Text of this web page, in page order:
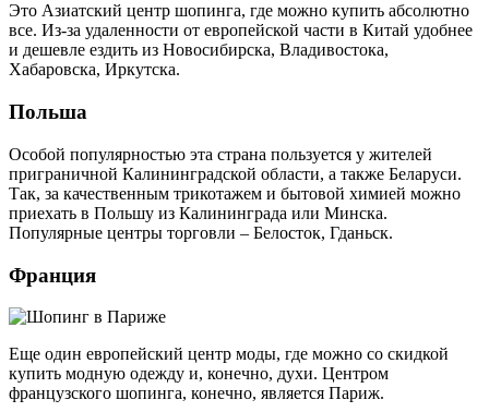
Это Азиатский центр шопинга, где можно купить абсолютно
все. Из-за удаленности от европейской части в Китай удобнее
и дешевле ездить из Новосибирска, Владивостока,
Хабаровска, Иркутска.
Польша
Особой популярностью эта страна пользуется у жителей
приграничной Калининградской области, а также Беларуси.
Так, за качественным трикотажем и бытовой химией можно
приехать в Польшу из Калининграда или Минска.
Популярные центры торговли – Белосток, Гданьск.
Франция
Еще один европейский центр моды, где можно со скидкой
купить модную одежду и, конечно, духи. Центром
французского шопинга, конечно, является Париж.